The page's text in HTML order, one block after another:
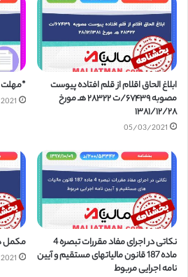
ابلاغ الحاق اقلام از قلم افتاده پیوست
مصوبه ۶۷۴۳۹/ت ۲۸۳۲۲ هـ مورخ
۱۳۸۱/۱۲/۲۸
05/03/2021
*مهلت
نکاتی در اجرای مفاد مقررات تبصره 4
ماده 187 قانون مالیات­های مستقیم و آیین
­نامه اجرایی مربوط
مکمل